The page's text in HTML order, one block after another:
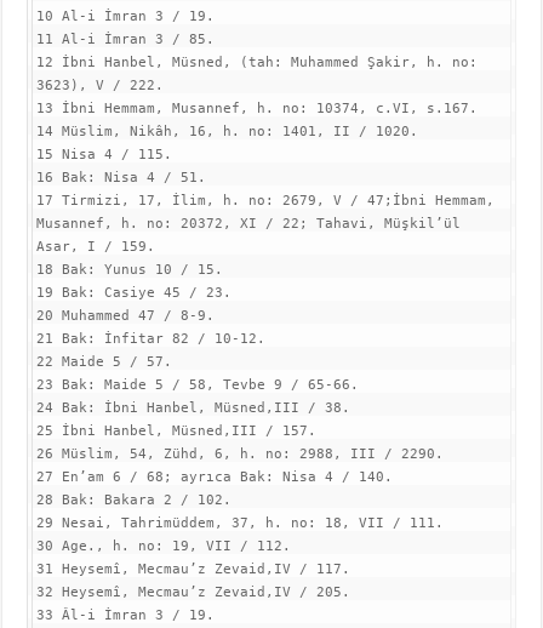
10 Al-i İmran 3 / 19.
11 Al-i İmran 3 / 85.
12 İbni Hanbel, Müsned, (tah: Muhammed Şakir, h. no:
3623), V / 222.
13 İbni Hemmam, Musannef, h. no: 10374, c.VI, s.167.
14 Müslim, Nikâh, 16, h. no: 1401, II / 1020.
15 Nisa 4 / 115.
16 Bak: Nisa 4 / 51.
17 Tirmizi, 17, İlim, h. no: 2679, V / 47;İbni Hemmam,
Musannef, h. no: 20372, XI / 22; Tahavi, Müşkil’ül
Asar, I / 159.
18 Bak: Yunus 10 / 15.
19 Bak: Casiye 45 / 23.
20 Muhammed 47 / 8-9.
21 Bak: İnfitar 82 / 10-12.
22 Maide 5 / 57.
23 Bak: Maide 5 / 58, Tevbe 9 / 65-66.
24 Bak: İbni Hanbel, Müsned,III / 38.
25 İbni Hanbel, Müsned,III / 157.
26 Müslim, 54, Zühd, 6, h. no: 2988, III / 2290.
27 En’am 6 / 68; ayrıca Bak: Nisa 4 / 140.
28 Bak: Bakara 2 / 102.
29 Nesai, Tahrimüddem, 37, h. no: 18, VII / 111.
30 Age., h. no: 19, VII / 112.
31 Heysemî, Mecmau’z Zevaid,IV / 117.
32 Heysemî, Mecmau’z Zevaid,IV / 205.
33 Âl-i İmran 3 / 19.